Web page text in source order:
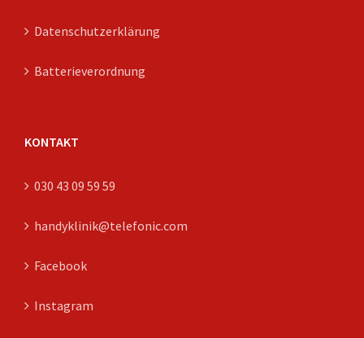
Datenschutzerklärung
Batterieverordnung
KONTAKT
030 43 09 59 59
handyklinik@telefonic.com
Facebook
Instagram